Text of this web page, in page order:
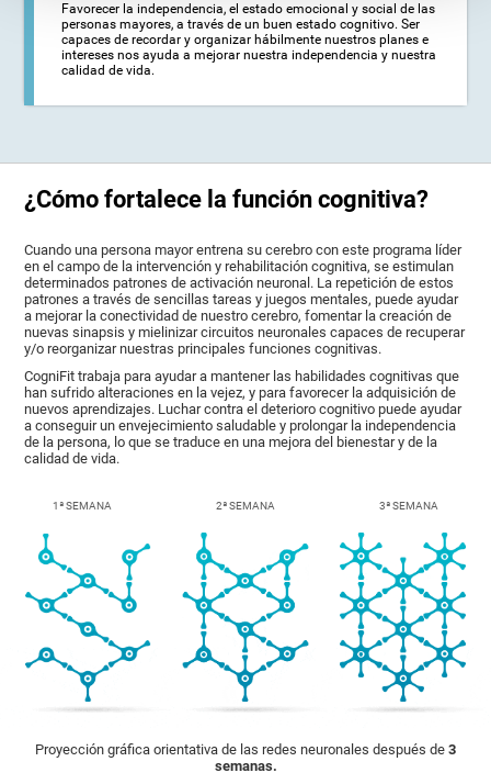
Favorecer la independencia, el estado emocional y social de las
personas mayores, a través de un buen estado cognitivo. Ser
capaces de recordar y organizar hábilmente nuestros planes e
intereses nos ayuda a mejorar nuestra independencia y nuestra
calidad de vida.
¿Cómo fortalece la función cognitiva?
Cuando una persona mayor entrena su cerebro con este programa líder
en el campo de la intervención y rehabilitación cognitiva, se estimulan
determinados patrones de activación neuronal. La repetición de estos
patrones a través de sencillas tareas y juegos mentales, puede ayudar
a mejorar la conectividad de nuestro cerebro, fomentar la creación de
nuevas sinapsis y mielinizar circuitos neuronales capaces de recuperar
y/o reorganizar nuestras principales funciones cognitivas.
CogniFit trabaja para ayudar a mantener las habilidades cognitivas que
han sufrido alteraciones en la vejez, y para favorecer la adquisición de
nuevos aprendizajes. Luchar contra el deterioro cognitivo puede ayudar
a conseguir un envejecimiento saludable y prolongar la independencia
de la persona, lo que se traduce en una mejora del bienestar y de la
calidad de vida.
1ª SEMANA 2ª SEMANA 3ª SEMANA
Proyección gráfica orientativa de las redes neuronales después de 3
semanas.